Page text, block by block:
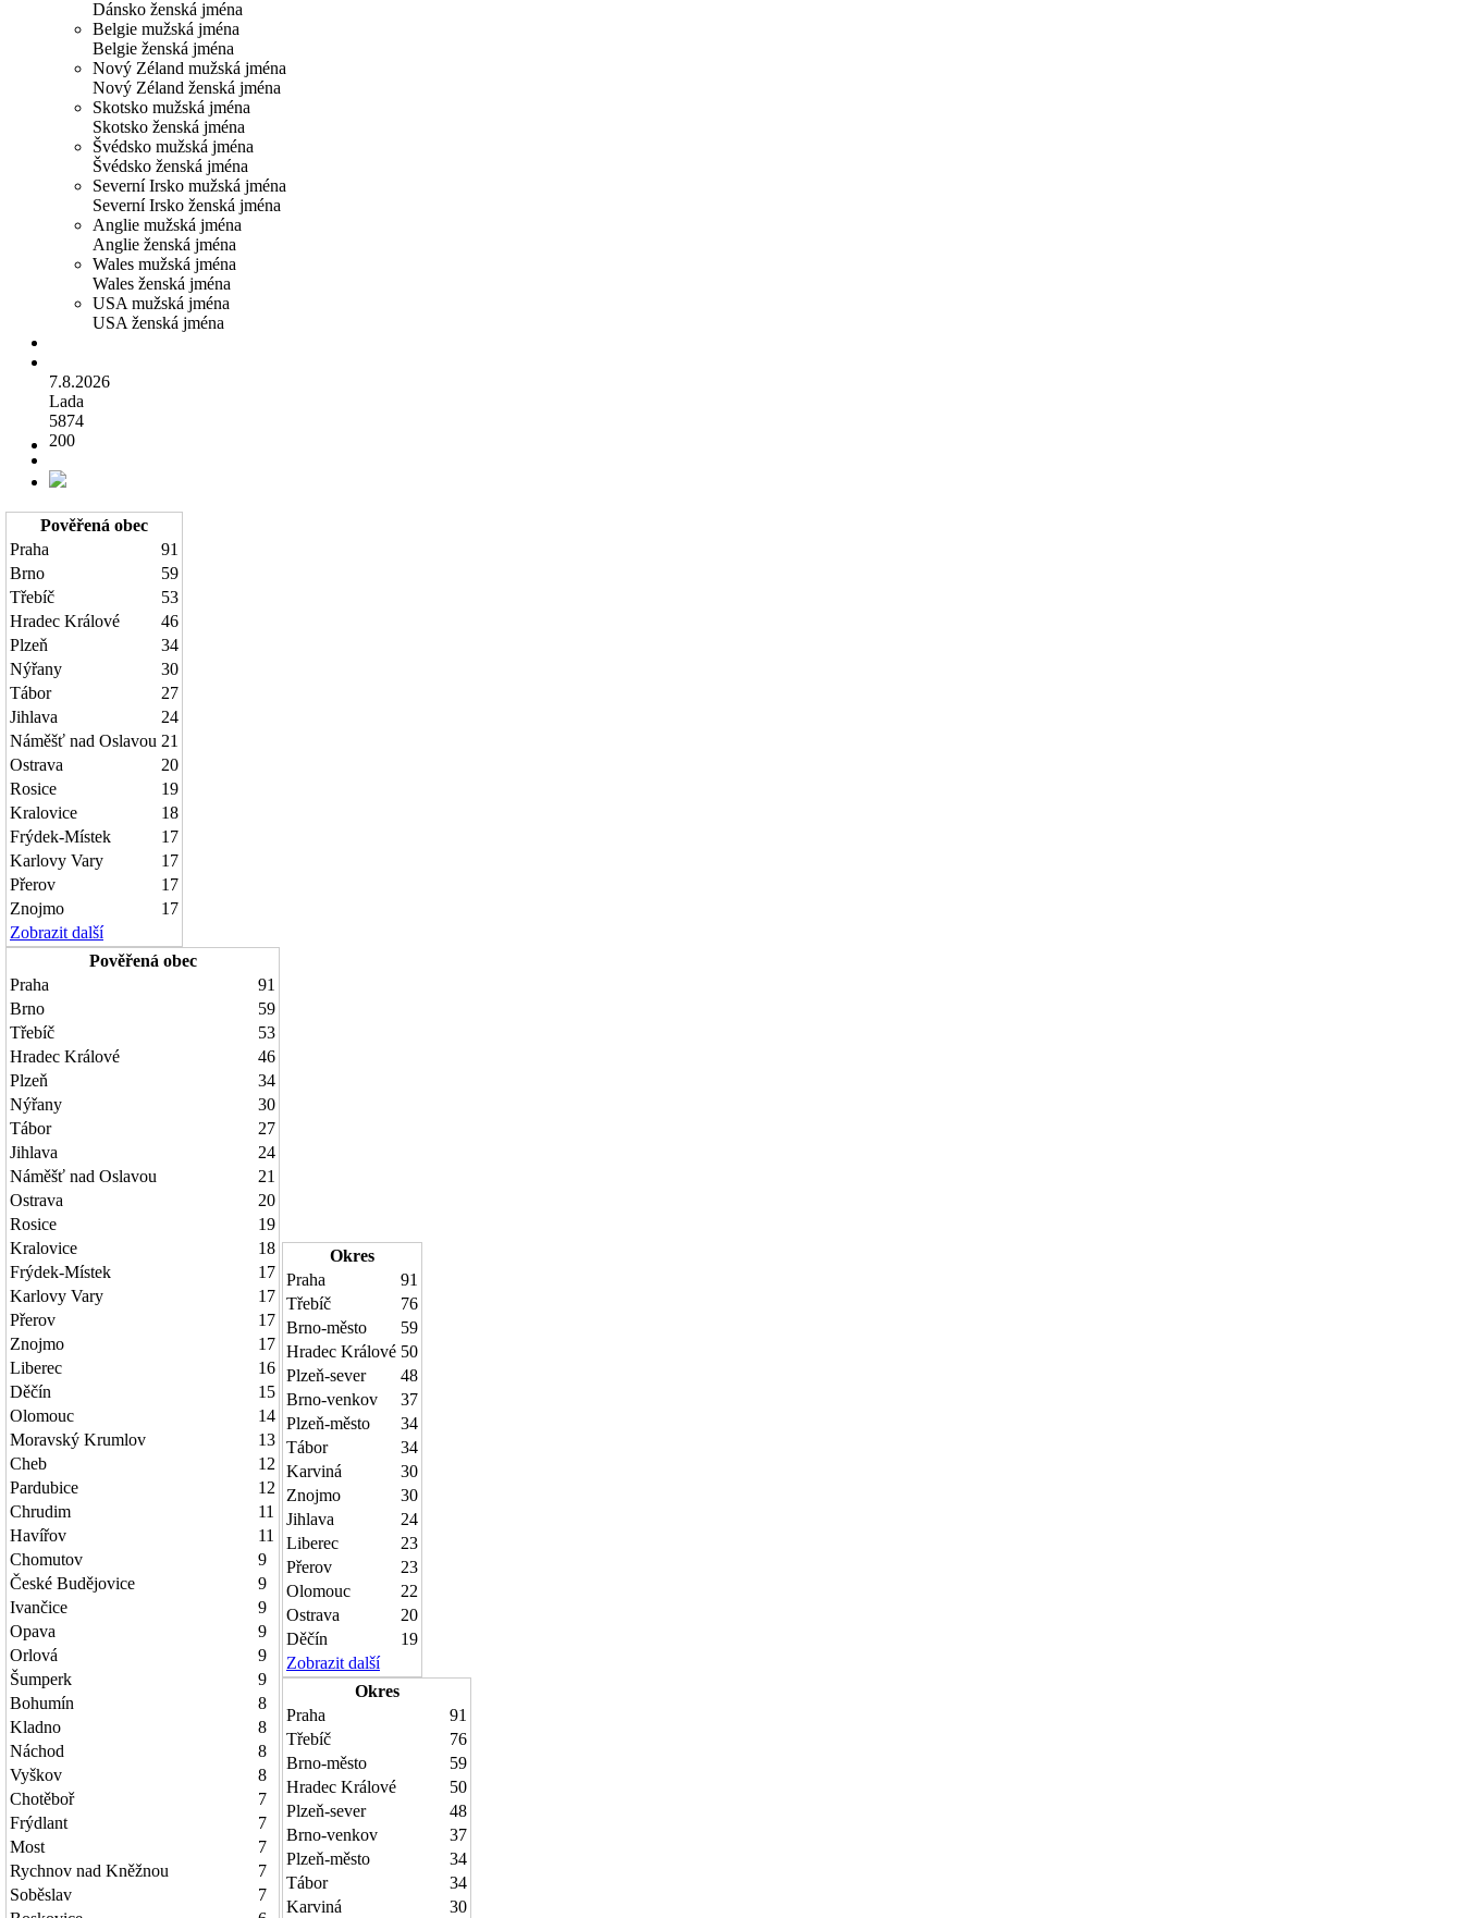
Dánsko ženská jména
Belgie mužská jména
Belgie ženská jména
Nový Zéland mužská jména
Nový Zéland ženská jména
Skotsko mužská jména
Skotsko ženská jména
Švédsko mužská jména
Švédsko ženská jména
Severní Irsko mužská jména
Severní Irsko ženská jména
Anglie mužská jména
Anglie ženská jména
Wales mužská jména
Wales ženská jména
USA mužská jména
USA ženská jména
7.8.2026
Lada
5874
200
Pověřená obec
Praha
91
Brno
59
Třebíč
53
Hradec Králové
46
Plzeň
34
Nýřany
30
Tábor
27
Jihlava
24
Náměšť nad Oslavou 21
Ostrava
20
Rosice
19
Kralovice
18
Frýdek-Místek
17
Karlovy Vary
17
Přerov
17
Znojmo
17
Zobrazit další
Pověřená obec
Praha
91
Brno
59
Třebíč
53
Hradec Králové
46
Plzeň
34
Nýřany
30
Tábor
27
Jihlava
24
Náměšť nad Oslavou
21
Ostrava
20
Rosice
19
Kralovice
18
Frýdek-Místek
17
Karlovy Vary
17
Přerov
17
Znojmo
17
Liberec
16
Děčín
15
Olomouc
14
Moravský Krumlov
13
Cheb
12
Pardubice
12
Chrudim
11
Havířov
11
Chomutov
9
České Budějovice
9
Ivančice
9
Opava
9
Orlová
9
Šumperk
9
Bohumín
8
Kladno
8
Náchod
8
Vyškov
8
Chotěboř
7
Frýdlant
7
Most
7
Rychnov nad Kněžnou
7
Soběslav
7
Okres
Praha
91
Třebíč
76
Brno-město
59
Hradec Králové 50
Plzeň-sever
48
Brno-venkov
37
Plzeň-město
34
Tábor
34
Karviná
30
Znojmo
30
Jihlava
24
Liberec
23
Přerov
23
Olomouc
22
Ostrava
20
Děčín
19
Zobrazit další
Okres
Praha
91
Třebíč
76
Brno-město
59
Hradec Králové
50
Plzeň-sever
48
Brno-venkov
37
Plzeň-město
34
Tábor
34
Karviná
30